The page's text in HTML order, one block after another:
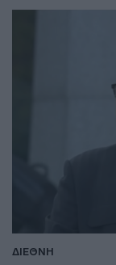
ΔΙΕΘΝΗ